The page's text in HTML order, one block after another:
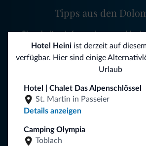
Hotel Heini ist derzeit auf
verfügbar. Hier sind einige
Urlaub
Hotel | Chalet Das Alpenschlössel
St. Martin in Passeier
Details anzeigen
Camping Olympia
Toblach
Tipps aus den
Sie erhalten Informationen,
Neuigkeiten für Ihren Urlaub in
NEWSLETTER